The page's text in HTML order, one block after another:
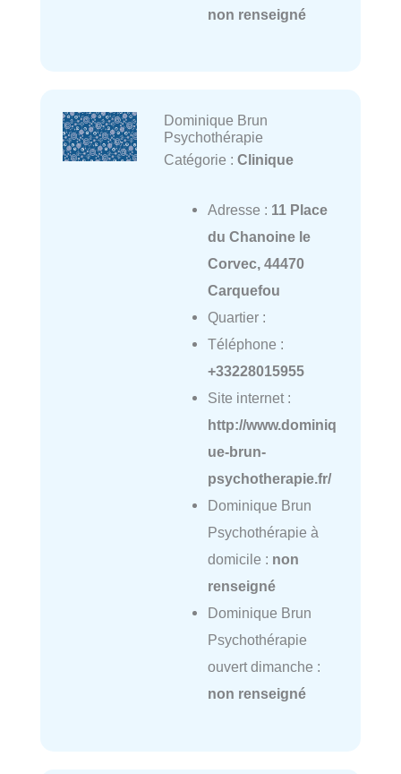
non renseigné
Dominique Brun
Psychothérapie
Catégorie : Clinique
Adresse : 11 Place
du Chanoine le
Corvec, 44470
Carquefou
Quartier :
Téléphone :
+33228015955
Site internet :
http://www.dominiq
ue-brun-
psychotherapie.fr/
Dominique Brun
Psychothérapie à
domicile : non
renseigné
Dominique Brun
Psychothérapie
ouvert dimanche :
non renseigné